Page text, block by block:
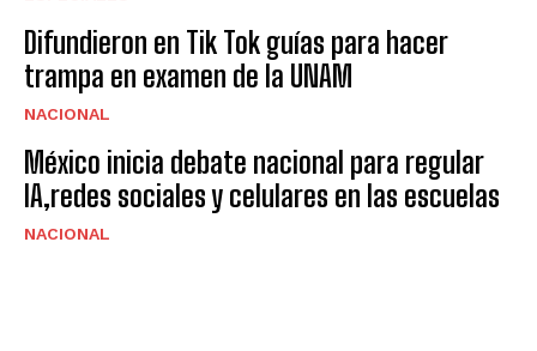
Difundieron en Tik Tok guías para hacer
trampa en examen de la UNAM
NACIONAL
México inicia debate nacional para regular
IA,redes sociales y celulares en las escuelas
NACIONAL